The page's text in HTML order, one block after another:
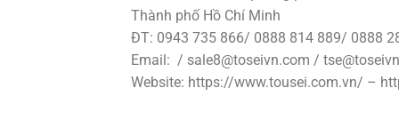
Thành phố Hồ Chí Minh
ĐT: 0943 735 866/ 0888 814 889/ 0888
Email: / sale8@toseivn.com /
Website: https://www.tousei.com.vn/ –